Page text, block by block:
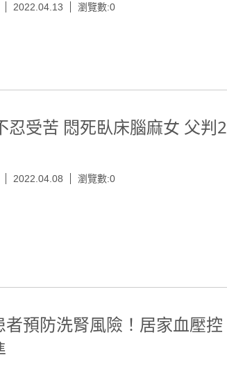
2022.04.13 瀏覽數:0
忍受苦 悶死臥床腦麻女 父判2
2022.04.08 瀏覽數:0
者預防洗腎風險！居家血壓控